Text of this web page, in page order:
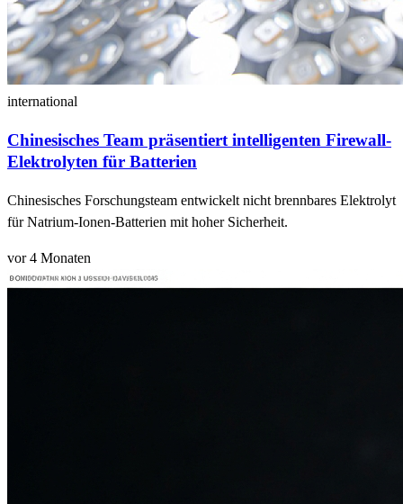
international
Chinesisches Team präsentiert intelligenten Firewall-
Elektrolyten für Batterien
Chinesisches Forschungsteam entwickelt nicht brennbares Elektrolyt
für Natrium-Ionen-Batterien mit hoher Sicherheit.
vor 4 Monaten